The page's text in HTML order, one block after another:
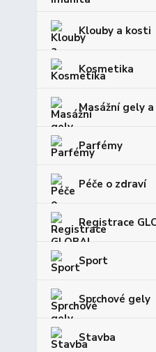
Klouby a kosti
Kosmetika
Masážní gely
Parfémy
Péče o zdraví
Registrace
Sport
Sprchové gely
Stavba